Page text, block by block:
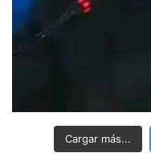
Cargar más...